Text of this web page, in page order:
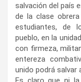
salvación del país
de la clase
estudiantes, de
pueblo, en la
con firmeza,
entereza
unido podrá salvar